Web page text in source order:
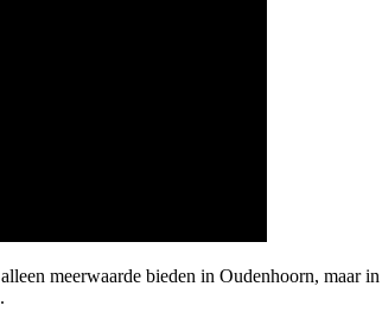
meerwaarde bieden in Oudenhoorn,